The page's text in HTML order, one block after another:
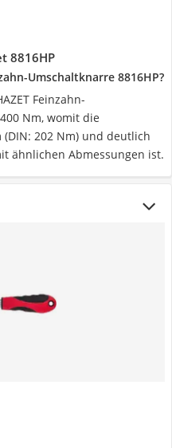
8816HP
Umschaltknarre 8816HP?
Feinzahn-
Nm, womit die
202 Nm) und deutlich
ähnlichen Abmessungen ist.